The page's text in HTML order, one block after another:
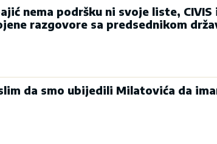
nema podršku ni svoje liste,
razgovore sa predsednikom
da smo ubijedili Milatovića da